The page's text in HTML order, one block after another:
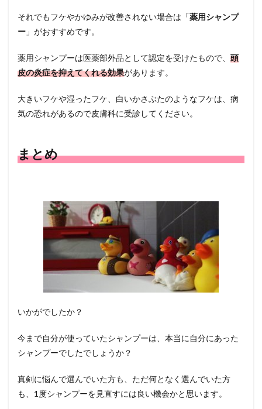
それでもフケやかゆみが改善されない場合は「薬用シャンプ
ー 」がおすすめです。
薬用シャンプーは医薬部外品として認定を受けたもので、 頭
皮の炎症を抑えてくれる効果があります。
大きいフケや湿ったフケ、白いかさぶたのようなフケは、病
気の恐れがあるので皮膚科に受診してください。
まとめ
いかがでしたか？
今まで自分が使っていたシャンプーは、本当に自分にあった
シャンプーでしたでしょうか？
真剣に悩んで選んでいた方も、ただ何となく選んでいた方
も、1度シャンプーを見直すには良い機会かと思います。